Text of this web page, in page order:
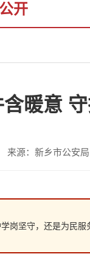
开
暖意
来源：新乡市公安局
坚守，还是为民服